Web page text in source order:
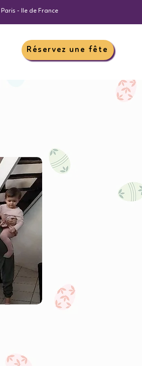
- Ile de France
Réservez une fête